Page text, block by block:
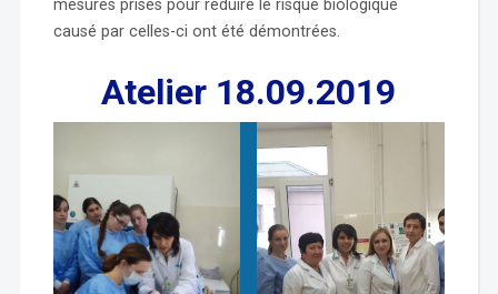
mesures prises pour réduire le risque biologique
causé par celles-ci ont été démontrées.
Atelier 18.09.2019